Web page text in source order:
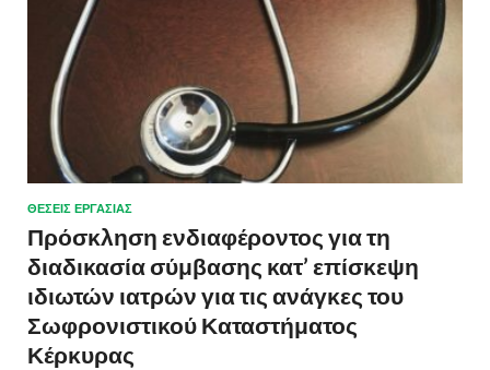
ΘΈΣΕΙΣ ΕΡΓΑΣΊΑΣ
Πρόσκληση ενδιαφέροντος για τη
διαδικασία σύμβασης κατ’ επίσκεψη
ιδιωτών ιατρών για τις ανάγκες του
Σωφρονιστικού Καταστήματος
Κέρκυρας